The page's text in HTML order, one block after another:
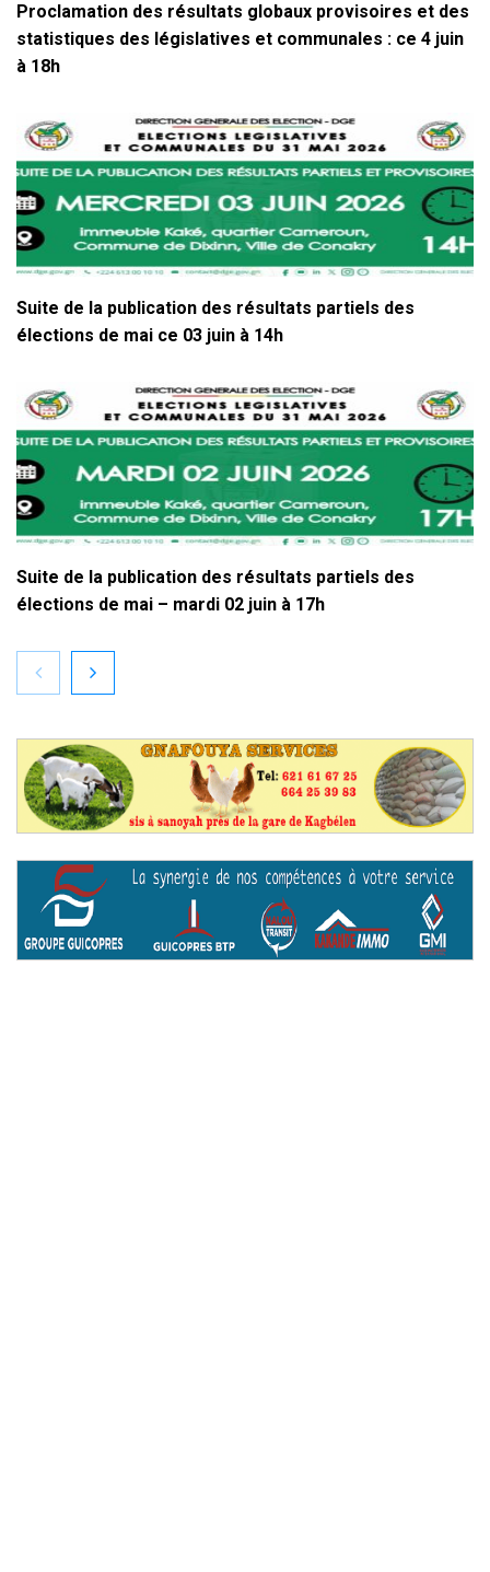
Proclamation des résultats globaux provisoires et des
statistiques des législatives et communales : ce 4 juin
à 18h
Suite de la publication des résultats partiels des
élections de mai ce 03 juin à 14h
Suite de la publication des résultats partiels des
élections de mai – mardi 02 juin à 17h